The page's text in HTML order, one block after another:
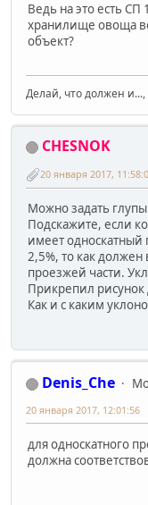
Ведь на это есть СП
хранилище овоща
объект?
Делай, что должен и...,
CHESNOK
20 января 2017,
Можно задать
Подскажите, если
имеет
2,5%, то как
проезжей части.
Прикрепил рисунок
Как и с каким
Denis_Che
20 января 2017, 12:01:56
для односкатного
должна